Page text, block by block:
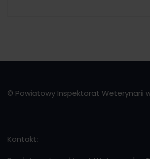
© Powiatowy Inspektorat Weterynarii
Kontakt: